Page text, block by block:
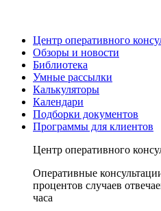
Центр оперативного
Обзоры и новости
Библиотека
Умные рассылки
Калькуляторы
Календари
Подборки документов
Программы для клиентов
Центр оперативного
Оперативные
процентов случаев
часа